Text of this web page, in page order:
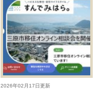
2026年02月17日更新